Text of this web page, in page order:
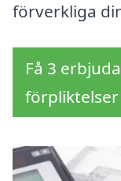
förverkliga
Få 3
förpliktelser